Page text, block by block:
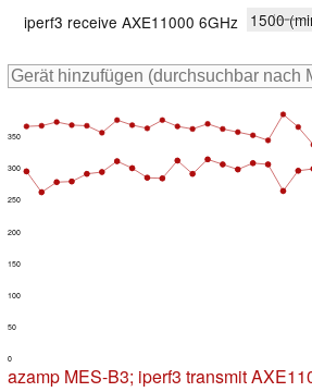
iperf3 receive AXE11000 6GHz 1500
0
50
100
150
200
250
300
350
azamp MES-B3; iperf3 transmit